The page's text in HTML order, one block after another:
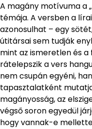
A magány motívuma a
témája. A versben a
azonosulhat – egy
útitársai sem tudják
mint az ismeretlen és
rátelepszik a vers
nem csupán egyéni,
tapasztalatként
magányosság, az
végső soron egyedül
hogy vannak-e